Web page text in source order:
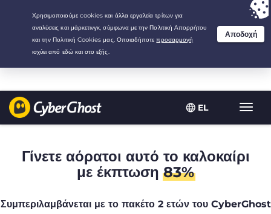
EL
Your choice:The Best Dealfor 2.1666666666667-years at $
/month
Γίνετε αόρατοι αυτό το καλοκαίρι
με έκπτωση83%
Συμπεριλαμβάνεται με το πακέτο 2 ετών του CyberGhost